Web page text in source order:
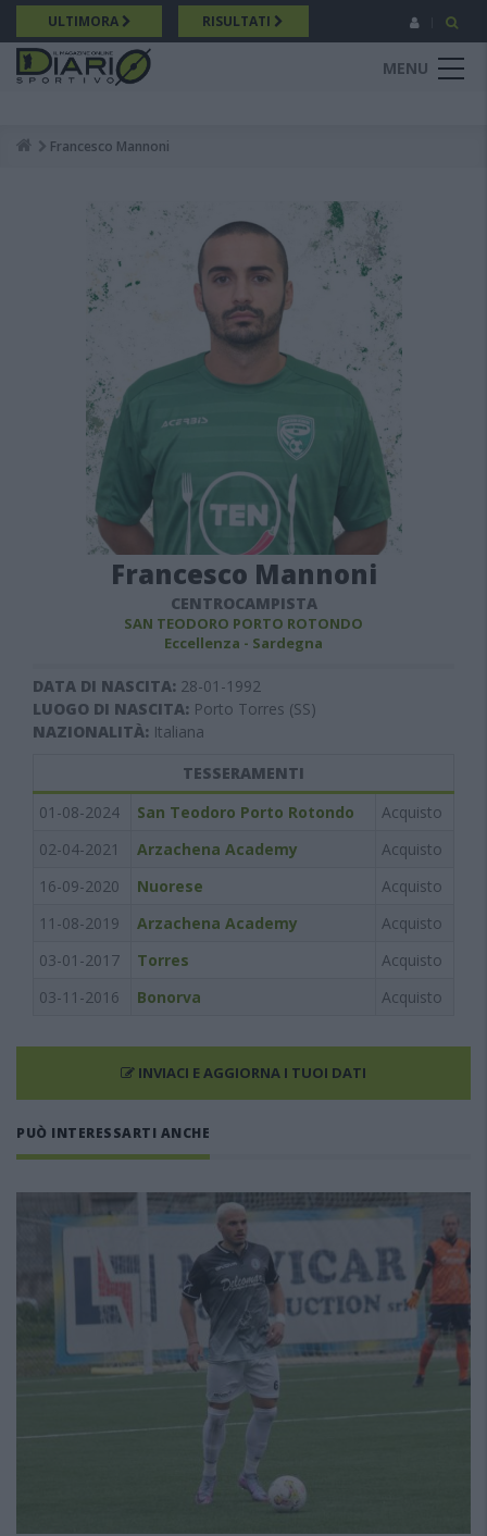
Salta
al
contenuto
principale
ULTIMORA RISULTATI
MENU
Breadcrumb
Francesco Mannoni
Francesco Mannoni
CENTROCAMPISTA
SAN TEODORO PORTO ROTONDO
Eccellenza - Sardegna
DATA DI NASCITA: 28-01-1992
LUOGO DI NASCITA: Porto Torres (SS)
NAZIONALITÀ: Italiana
TESSERAMENTI
01-08-2024
San Teodoro Porto Rotondo
Acquisto
02-04-2021
Arzachena Academy
Acquisto
16-09-2020
Nuorese
Acquisto
11-08-2019
Arzachena Academy
Acquisto
03-01-2017
Torres
Acquisto
03-11-2016
Bonorva Acquisto
INVIACI E AGGIORNA I TUOI DATI
PUÒ INTERESSARTI ANCHE